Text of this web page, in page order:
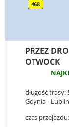
468
PRZEZ
OTWOCK
długość trasy:
Gdynia -
czas przejazdu: